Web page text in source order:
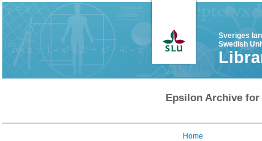
Sveriges
Swedish
Epsilon Archive
Home